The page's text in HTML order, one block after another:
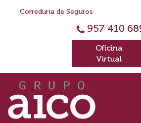
Correduría de Seguros
957 410
Oficina
Virtual